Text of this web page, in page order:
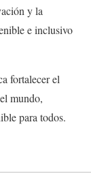
y la
e inclusivo
fortalecer el
mundo,
para todos.